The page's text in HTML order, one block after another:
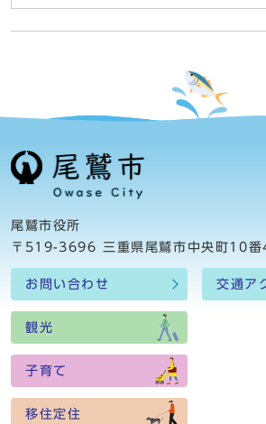
尾鷲市役所
〒519-3696 三重県尾鷲市中央町10番
お問い合わせ 交通ア
観光
子育て
移住定住